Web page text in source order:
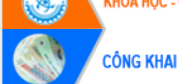
hiện nhiệm vụ quản lý tài sản công
hàng tuần
Tháo gỡ những vướng mắc, đẩy mạnh
công tác cải cách thủ tục hành chính
tại Trung tâm Phục vụ hành chính
công tỉnh